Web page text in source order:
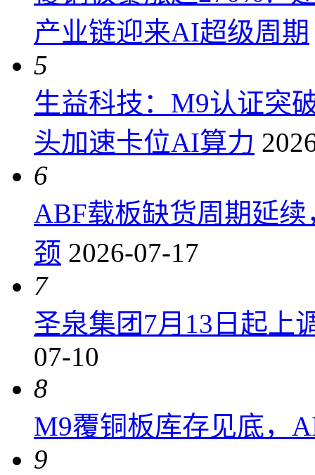
产业链迎来AI超级周期
5
生益科技：M9认证突
头加速卡位AI算力
6
ABF载板缺货周期延
颈 2026-07-17
7
圣泉集团7月13日起上
07-10
8
M9覆铜板库存见底，
9